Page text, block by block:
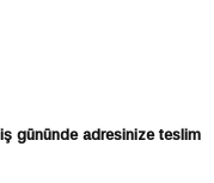
gününde adresinize teslim